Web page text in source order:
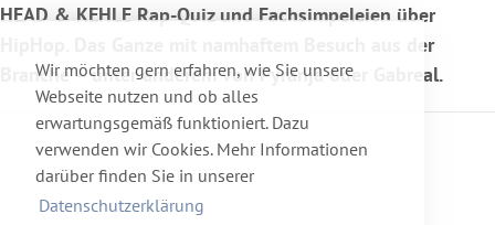
Wir möchten gern erfahren, wie Sie unsere
Webseite nutzen und ob alles
erwartungsgemäß funktioniert. Dazu
verwenden wir Cookies. Mehr Informationen
darüber finden Sie in unserer
Datenschutzerklärung
HEAD & KEHLE Rap-Quiz und Fachsimpeleien über
HipHop. Das Ganze mit namhaftem Besuch aus der
Branche – unter anderem von Pyranja oder Gabreal.